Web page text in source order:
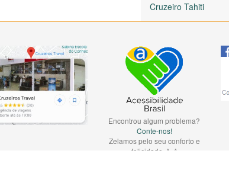
Cruzeiro Tahiti
Encontrou algum problema?
Conte-nos!
Zelamos pelo seu conforto e
felicidade. ^_^